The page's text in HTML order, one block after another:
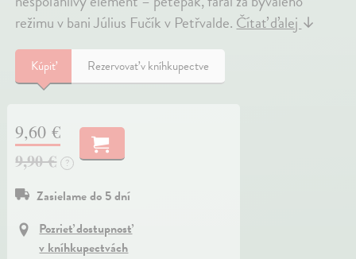
režimu v bani Július Fučík v Petřvalde.Čítať ďalej↓
Kúpiť Rezervovať v kníhkupectve
9,60 €
9,90 €
?
Zasielame do 5 dní
Pozrieť dostupnosť
v kníhkupectvách